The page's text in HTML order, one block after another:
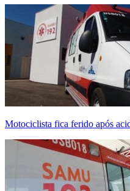
Motociclista fica ferido após